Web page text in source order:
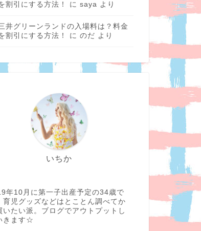
割引にする方法！
に saya より
井グリーンランドの入場料は？料金
割引にする方法！
に のだ より
いちか
年10月に第一子出産予定の34歳で
育児グッズなどはとことん調べてか
いたい派。ブログでアウトプットし
きます☆